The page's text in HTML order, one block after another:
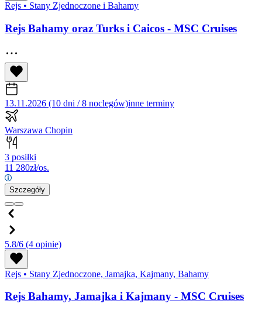
Rejs • Stany Zjednoczone i Bahamy
Rejs Bahamy oraz Turks i Caicos - MSC Cruises
13.11.2026 (10 dni / 8 noclegów)inne terminy
Warszawa Chopin
3 posiłki
11 280zł/os.
Szczegóły
5.8/6 (4 opinie)
Rejs • Stany Zjednoczone, Jamajka, Kajmany, Bahamy
Rejs Bahamy, Jamajka i Kajmany - MSC Cruises